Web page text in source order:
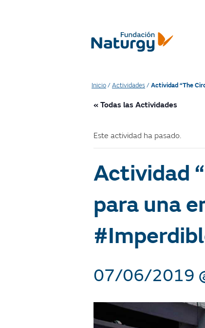
Inicio/Actividades/Actividad “The
« Todas las Actividades
Este actividad ha pasado.
Actividad
para una
07/06/2019